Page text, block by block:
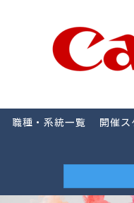
職種・系統一覧 開催ス